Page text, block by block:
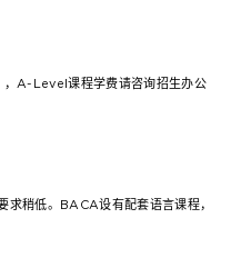
，A-Level课程学费请咨询招生办公
稍低。BACA设有配套语言课程，